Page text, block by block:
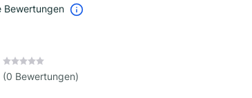
Bewertungen
(0 Bewertungen)